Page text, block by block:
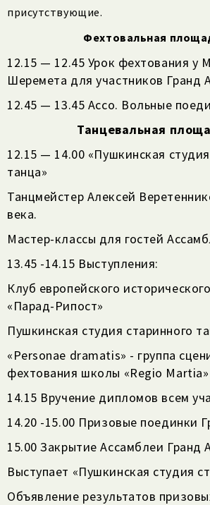
присутствующие.
Фехтовальная
12.15 — 12.45 Урок фехтования у
Шеремета для участников Гранд
12.45 — 13.45 Ассо. Вольные
Танцевальная
12.15 — 14.00 «Пушкинская
танца»
Танцмейстер Алексей
века.
Мастер-классы для гостей
13.45 -14.15 Выступления:
Клуб европейского
«Парад-Рипост»
Пушкинская студия старинного
«Personae dramatis» - группа
фехтования школы «Regio Martia»
14.15 Вручение дипломов всем
14.20 -15.00 Призовые поединки
15.00 Закрытие Ассамблеи Гранд
Выступает «Пушкинская студия
Объявление результатов